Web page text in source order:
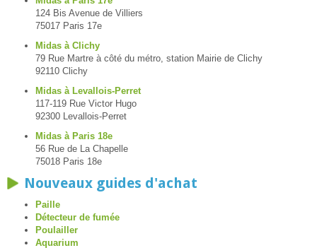
124 Bis Avenue de Villiers
75017 Paris 17e
Midas à Clichy
79 Rue Martre à côté du métro, station Mairie de Clichy
92110 Clichy
Midas à Levallois-Perret
117-119 Rue Victor Hugo
92300 Levallois-Perret
Midas à Paris 18e
56 Rue de La Chapelle
75018 Paris 18e
Nouveaux guides d'achat
Paille
Détecteur de fumée
Poulailler
Aquarium